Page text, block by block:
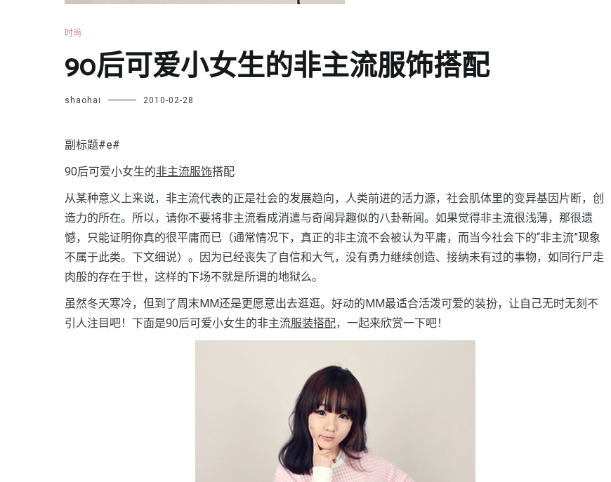
时尚
90后可爱小女生的非主流服饰搭配
shaohai 2010-02-28
副标题#e#
90后可爱小女生的非主流服饰搭配
从某种意义上来说，非主流代表的正是社会的发展趋向，人类前进的活力源，社会肌体里的变异基因片断，创
造力的所在。所以，请你不要将非主流看成消遣与奇闻异趣似的八卦新闻。如果觉得非主流很浅薄，那很遗
憾，只能证明你真的很平庸而已（通常情况下，真正的非主流不会被认为平庸，而当今社会下的“非主流”现象
不属于此类。下文细说）。因为已经丧失了自信和大气，没有勇力继续创造、接纳未有过的事物，如同行尸走
肉般的存在于世，这样的下场不就是所谓的地狱么。
虽然冬天寒冷，但到了周末MM还是更愿意出去逛逛。好动的MM最适合活泼可爱的装扮，让自己无时无刻不
引人注目吧！下面是90后可爱小女生的非主流服装搭配，一起来欣赏一下吧！